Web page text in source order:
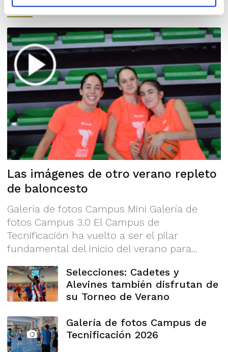
JUGADORES
Las imágenes de otro verano repleto
de baloncesto
Galería de fotos Campus Mini Galería de
fotos Campus 3.0 El Campus de
Tecnificación ha vuelto a ser el pilar
fundamental del inicio del verano para...
Selecciones: Cadetes y
Alevines también disfrutan de
su Torneo de Verano
Galería de fotos Campus de
Tecnificación 2026